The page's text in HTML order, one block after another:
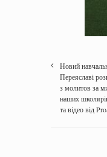
Новий
Переяславі
з молитов за
наших
та відео від